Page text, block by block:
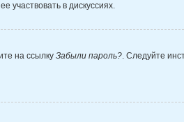
участвовать в дискуссиях.
на ссылку Забыли пароль?. Следуйте